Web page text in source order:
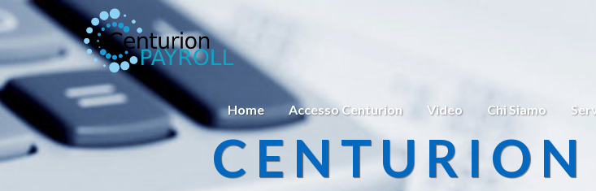
Home Accesso Centurion Video Chi Siamo
CENTURION